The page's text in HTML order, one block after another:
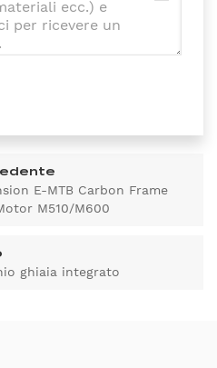
E-MTB Carbon Frame
M510/M600
ghiaia integrato